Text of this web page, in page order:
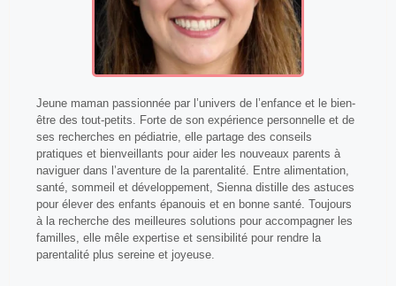
Jeune maman passionnée par l’univers de l’enfance et le bien-
être des tout-petits. Forte de son expérience personnelle et de
ses recherches en pédiatrie, elle partage des conseils
pratiques et bienveillants pour aider les nouveaux parents à
naviguer dans l’aventure de la parentalité. Entre alimentation,
santé, sommeil et développement, Sienna distille des astuces
pour élever des enfants épanouis et en bonne santé. Toujours
à la recherche des meilleures solutions pour accompagner les
familles, elle mêle expertise et sensibilité pour rendre la
parentalité plus sereine et joyeuse.